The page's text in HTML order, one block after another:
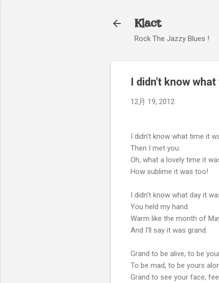
Klact
Rock The Jazzy Blues !
I didn't know
12月 19, 2012
I didn't know what time it
Then I met you.
Oh, what a lovely time it
How sublime it was too!
I didn't know what day it
You held my hand.
Warm like the month of
And I'll say it was grand.
Grand to be alive, to be
To be mad, to be yours
Grand to see your face,